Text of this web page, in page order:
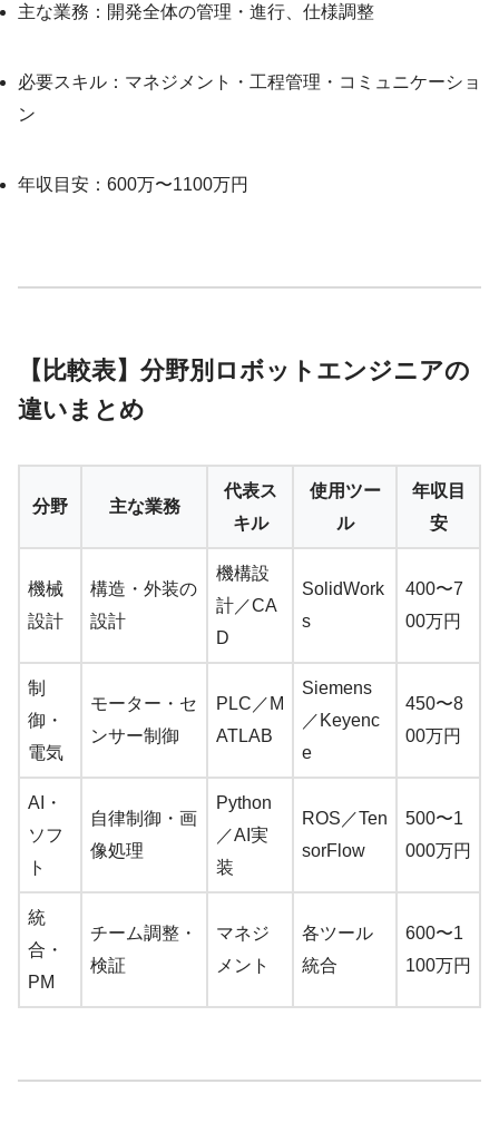
主な業務：開発全体の管理・進行、仕様調整
必要スキル：マネジメント・工程管理・コミュニケーショ
ン
年収目安：600万〜1100万円
【比較表】分野別ロボットエンジニアの
違いまとめ
分野 主な業務
代表ス
キル
使用ツー
ル
年収目
安
機械
設計
構造・外装の
設計
機構設
計／CA
D
SolidWork
s
400〜7
00万円
制
御・
電気
モーター・セ
ンサー制御
PLC／M
ATLAB
Siemens
／Keyenc
e
450〜8
00万円
AI・
ソフ
ト
自律制御・画
像処理
Python
／AI実
装
ROS／Ten
sorFlow
500〜1
000万円
統
合・
PM
チーム調整・
検証
マネジ
メント
各ツール
統合
600〜1
100万円